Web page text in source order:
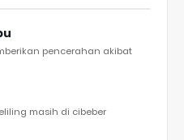
pencerahan akibat
masih di cibeber